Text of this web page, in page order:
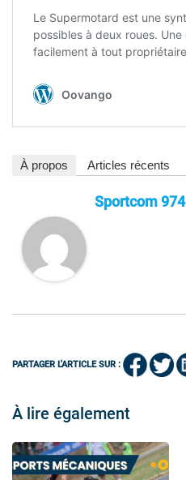
À propos Articles récents
Sportcom 974
PARTAGER L'ARTICLE SUR :
À lire également